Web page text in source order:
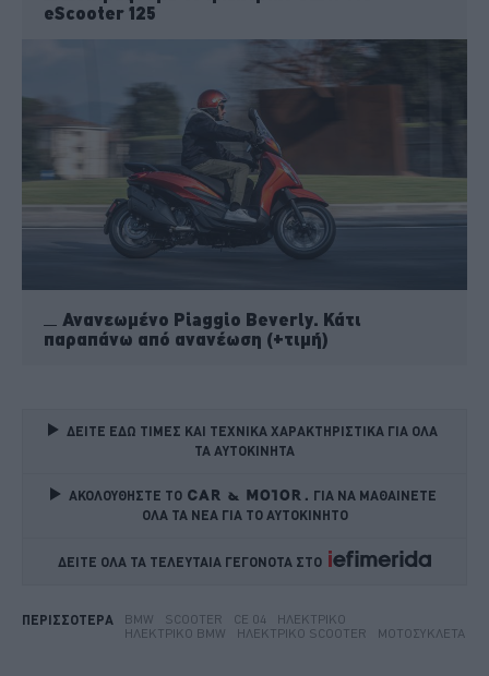
eScooter 125
Ανανεωμένο Piaggio Beverly. Κάτι
παραπάνω από ανανέωση (+τιμή)
ΔΕΙΤΕ ΕΔΩ ΤΙΜΕΣ ΚΑΙ ΤΕΧΝΙΚΑ ΧΑΡΑΚΤΗΡΙΣΤΙΚΑ ΓΙΑ ΟΛΑ
ΤΑ ΑΥΤΟΚΙΝΗΤΑ
ΑΚΟΛΟΥΘΗΣΤΕ ΤΟ
ΓΙΑ ΝΑ ΜΑΘΑΙΝΕΤΕ
ΟΛΑ ΤΑ ΝΕΑ ΓΙΑ ΤΟ ΑΥΤΟΚΙΝΗΤΟ
ΔΕΙΤΕ ΟΛΑ ΤΑ ΤΕΛΕΥΤΑΙΑ ΓΕΓΟΝΟΤΑ ΣΤΟ
ΠΕΡΙΣΣΟΤΕΡΑ BMW SCOOTER CE 04
ΗΛΕΚΤΡΙΚΌ
ΗΛΕΚΤΡΙΚΌ BMW
ΗΛΕΚΤΡΙΚΌ SCOOTER ΜΟΤΟΣΥΚΛΈΤΑ